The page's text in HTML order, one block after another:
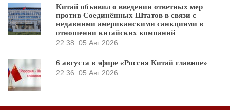
Китай объявил о введении ответных мер
против Соединённых Штатов в связи с
недавними американскими санкциями в
отношении китайских компаний
22:38 05 Авг 2026
6 августа в эфире «Россия Китай главное»
22:36 05 Авг 2026